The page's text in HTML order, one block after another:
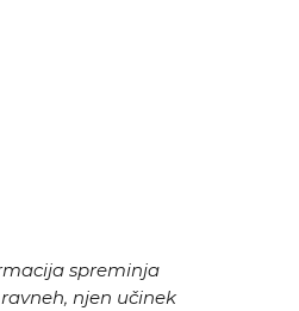
spreminja
njen učinek